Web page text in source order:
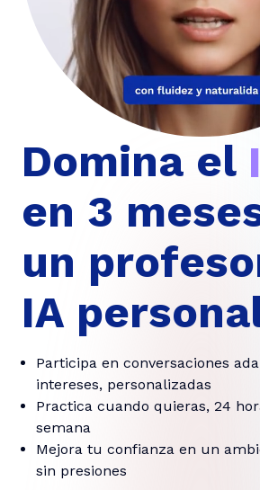
Domina el
en 3
un
IA
Participa en conversaciones
intereses, personalizadas
Practica cuando quieras, 24
semana
Mejora tu confianza en un
sin presiones